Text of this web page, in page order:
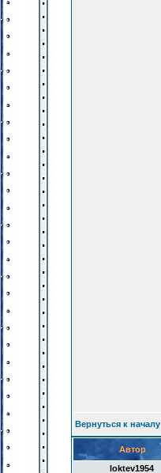
Вернуться к началу
Автор
loktev1954